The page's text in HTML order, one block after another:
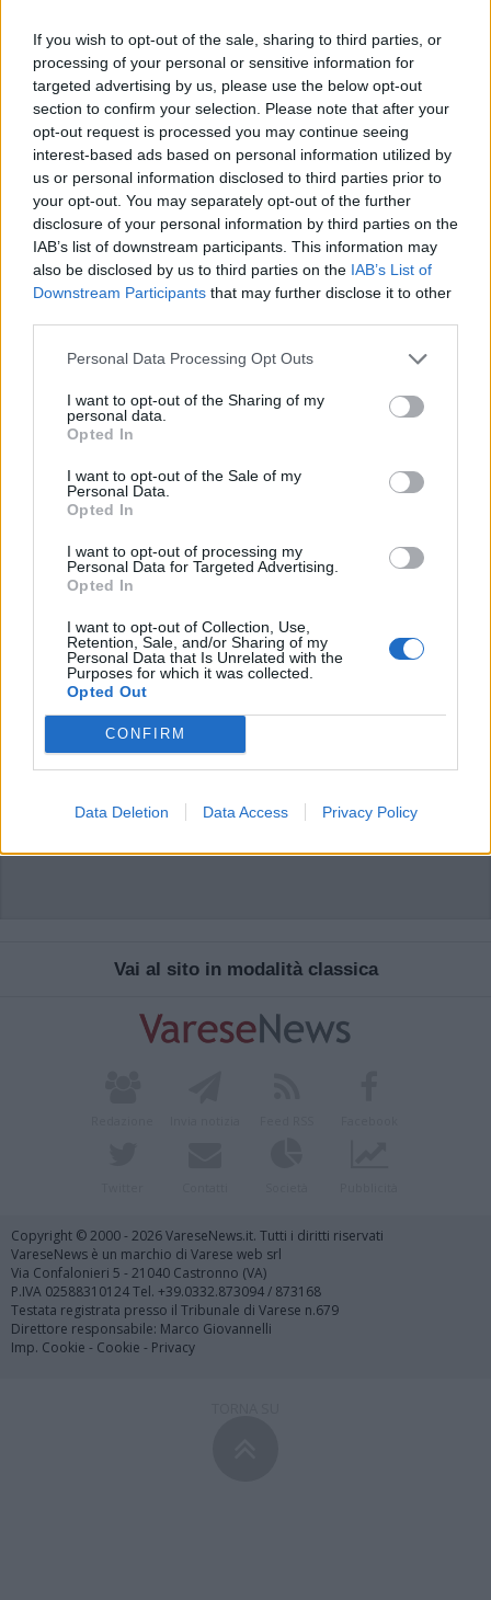
If you wish to opt-out of the sale, sharing to third parties, or
processing of your personal or sensitive information for
targeted advertising by us, please use the below opt-out
section to confirm your selection. Please note that after your
opt-out request is processed you may continue seeing
interest-based ads based on personal information utilized by
us or personal information disclosed to third parties prior to
your opt-out. You may separately opt-out of the further
disclosure of your personal information by third parties on the
IAB’s list of downstream participants. This information may
also be disclosed by us to third parties on the IAB’s List of
Downstream Participants that may further disclose it to other
Personal Data Processing Opt Outs
I want to opt-out of the Sharing of my
personal data.
Opted In
I want to opt-out of the Sale of my
Personal Data.
Opted In
I want to opt-out of processing my
Personal Data for Targeted Advertising.
Opted In
I want to opt-out of Collection, Use,
Retention, Sale, and/or Sharing of my
Personal Data that Is Unrelated with the
Purposes for which it was collected.
Opted Out
CONFIRM
Data Deletion Data Access Privacy Policy
ADV
Accedioregistrati per commentare questo
L'email è richiesta ma non verrà mostrata ai visitatori. Il contenuto di questo
commento esprime il pensiero dell'autore e non rappresenta la linea editoriale
di VareseNews.it, che rimane autonoma e indipendente. I messaggi inclusi nei
commenti non sono testi giornalistici, ma post inviati dai singoli lettori che
Vai al sito in modalità classica
Copyright © 2000 - 2026 VareseNews.it. Tutti i diritti riservati
VareseNews è un marchio di Varese web srl
Via Confalonieri 5 - 21040 Castronno (VA)
P.IVA 02588310124 Tel. +39.0332.873094 / 873168
Testata registrata presso il Tribunale di Varese n.679
Direttore responsabile: Marco Giovannelli
Imp. Cookie - Cookie - Privacy